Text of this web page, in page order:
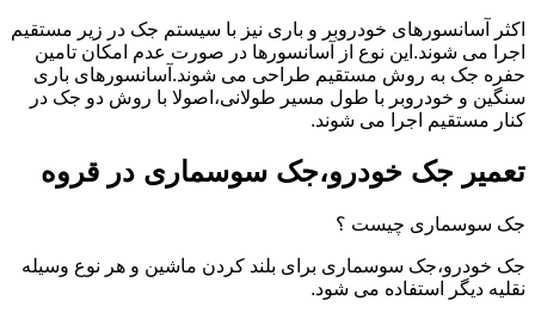
اکثر آسانسورهای خودروبر و باری نیز با سیستم جک در زیر مستقیم
اجرا می شوند.این نوع از آسانسورها در صورت عدم امکان تامین
حفره جک به روش مستقیم طراحی می شوند.آسانسورهای باری
سنگین و خودروبر با طول مسیر طولانی،اصولا با روش دو جک در
کنار مستقیم اجرا می شوند.
تعمیر جک خودرو،جک سوسماری در قروه
جک سوسماری چیست ؟
جک خودرو،جک سوسماری برای بلند کردن ماشین و هر نوع وسیله
نقلیه دیگر استفاده می شود.